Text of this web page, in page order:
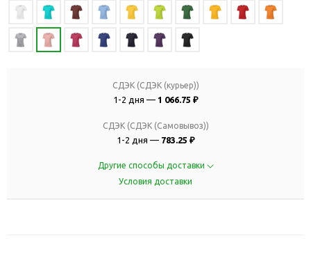
СДЭК (СДЭК (курьер))
1-2 дня — 1 066.75 ₽
СДЭК (СДЭК (Самовывоз))
1-2 дня — 783.25 ₽
Другие способы доставки
Условия доставки